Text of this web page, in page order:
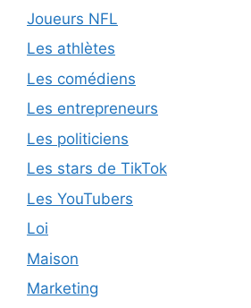
Joueurs NFL
Les athlètes
Les comédiens
Les entrepreneurs
Les politiciens
Les stars de TikTok
Les YouTubers
Loi
Maison
Marketing